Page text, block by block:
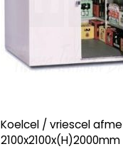
Koelcel / vriescel
2100x2100x(H)2000mm